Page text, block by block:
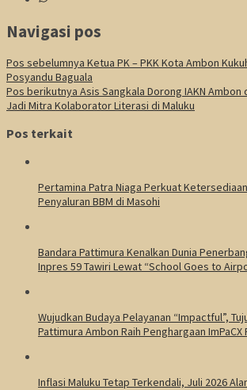
Navigasi pos
Pos sebelumnya Ketua PK – PKK Kota Ambon
Posyandu Baguala
Pos berikutnya Asis Sangkala Dorong IAKN Ambon
Jadi Mitra Kolaborator Literasi di Maluku
Pos terkait
Pertamina Patra Niaga Perkuat
Penyaluran BBM di Masohi
Bandara Pattimura Kenalkan Dunia
Inpres 59 Tawiri Lewat “School Goes to
Wujudkan Budaya Pelayanan “Impactful”,
Pattimura Ambon Raih Penghargaan ImPaCX
Inflasi Maluku Tetap Terkendali, Juli 2026